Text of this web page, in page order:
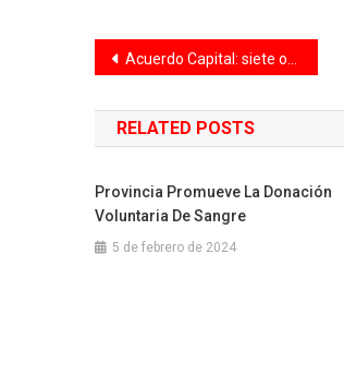
Navegación
de
entradas
Acuerdo Capital: siete ofertas para poner en valor el cantero central de Avenida 7 Jefes
RELATED POSTS
Provincia Promueve La Donación
Voluntaria De Sangre
5 de febrero de 2024